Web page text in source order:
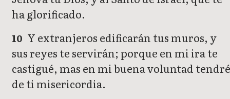
ha glorificado.
10 Y extranjeros edificarán tus muros, y
sus reyes te servirán; porque en mi ira te
castigué, mas en mi buena voluntad tendré
de ti misericordia.